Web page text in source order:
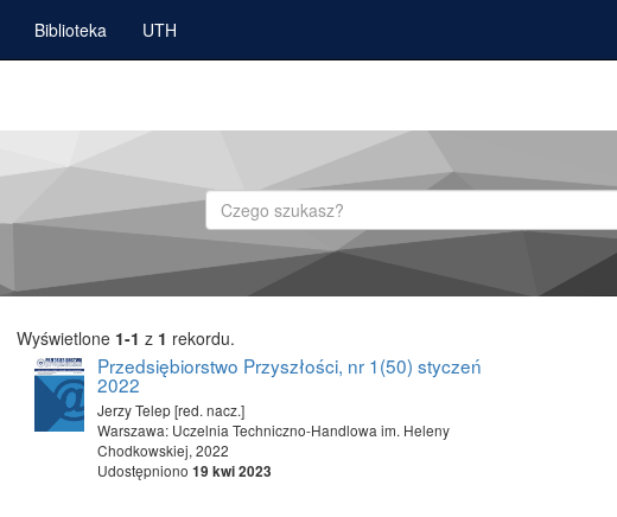
Biblioteka UTH
Szukaj
Wyświetlone 1-1 z 1 rekordu.
Przedsiębiorstwo Przyszłości, nr 1(50) styczeń
2022
Jerzy Telep [red. nacz.]
Warszawa: Uczelnia Techniczno-Handlowa im. Heleny
Chodkowskiej, 2022
Udostępniono 19 kwi 2023